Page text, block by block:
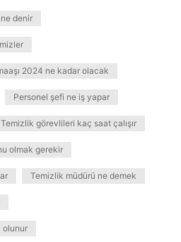
denir
2024 ne kadar olacak
Personel şefi ne iş yapar
Temizlik görevlileri kaç saat çalışır
olmak gerekir
Temizlik müdürü ne demek
olunur